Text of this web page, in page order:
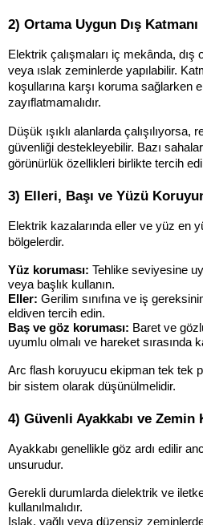
2) Ortama Uygun Dış
Elektrik çalışmaları iç mekânda,
veya ıslak zeminlerde yapılabilir.
koşullarına karşı koruma sağlarken
zayıflatmamalıdır.
Düşük ışıklı alanlarda çalışılıyorsa,
güvenliği destekleyebilir. Bazı
görünürlük özellikleri birlikte tercih
3) Elleri, Başı ve Yüzü
Elektrik kazalarında eller ve yüz en
bölgelerdir.
Yüz koruması: Tehlike seviyesine
veya başlık kullanın.
Eller: Gerilim sınıfına ve iş
eldiven tercih edin.
Baş ve göz koruması: Baret ve
uyumlu olmalı ve hareket sırasında
Arc flash koruyucu ekipman tek tek
bir sistem olarak düşünülmelidir.
4) Güvenli Ayakkabı ve Zemin
Ayakkabı genellikle göz ardı edilir
unsurudur.
Gerekli durumlarda dielektrik ve
kullanılmalıdır.
Islak, yağlı veya düzensiz